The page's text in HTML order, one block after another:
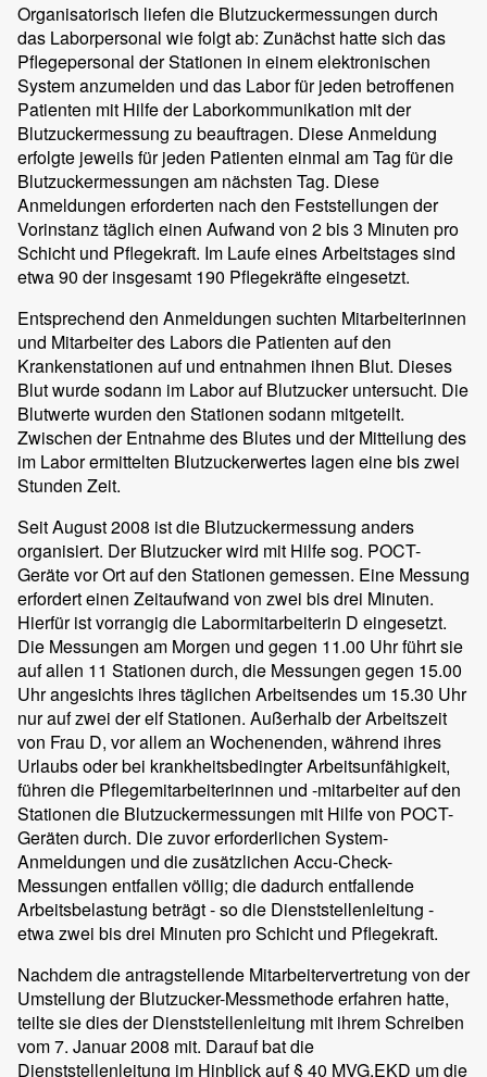
Organisatorisch liefen die Blutzuckermessungen durch
das Laborpersonal wie folgt ab: Zunächst hatte sich das
Pflegepersonal der Stationen in einem elektronischen
System anzumelden und das Labor für jeden betroffenen
Patienten mit Hilfe der Laborkommunikation mit der
Blutzuckermessung zu beauftragen. Diese Anmeldung
erfolgte jeweils für jeden Patienten einmal am Tag für die
Blutzuckermessungen am nächsten Tag. Diese
Anmeldungen erforderten nach den Feststellungen der
Vorinstanz täglich einen Aufwand von 2 bis 3 Minuten pro
Schicht und Pflegekraft. Im Laufe eines Arbeitstages sind
etwa 90 der insgesamt 190 Pflegekräfte eingesetzt.
Entsprechend den Anmeldungen suchten Mitarbeiterinnen
und Mitarbeiter des Labors die Patienten auf den
Krankenstationen auf und entnahmen ihnen Blut. Dieses
Blut wurde sodann im Labor auf Blutzucker untersucht. Die
Blutwerte wurden den Stationen sodann mitgeteilt.
Zwischen der Entnahme des Blutes und der Mitteilung des
im Labor ermittelten Blutzuckerwertes lagen eine bis zwei
Stunden Zeit.
Seit August 2008 ist die Blutzuckermessung anders
organisiert. Der Blutzucker wird mit Hilfe sog. POCT-
Geräte vor Ort auf den Stationen gemessen. Eine Messung
erfordert einen Zeitaufwand von zwei bis drei Minuten.
Hierfür ist vorrangig die Labormitarbeiterin D eingesetzt.
Die Messungen am Morgen und gegen 11.00 Uhr führt sie
auf allen 11 Stationen durch, die Messungen gegen 15.00
Uhr angesichts ihres täglichen Arbeitsendes um 15.30 Uhr
nur auf zwei der elf Stationen. Außerhalb der Arbeitszeit
von Frau D, vor allem an Wochenenden, während ihres
Urlaubs oder bei krankheitsbedingter Arbeitsunfähigkeit,
führen die Pflegemitarbeiterinnen und -mitarbeiter auf den
Stationen die Blutzuckermessungen mit Hilfe von POCT-
Geräten durch. Die zuvor erforderlichen System-
Anmeldungen und die zusätzlichen Accu-Check-
Messungen entfallen völlig; die dadurch entfallende
Arbeitsbelastung beträgt - so die Dienststellenleitung -
etwa zwei bis drei Minuten pro Schicht und Pflegekraft.
Nachdem die antragstellende Mitarbeitervertretung von der
Umstellung der Blutzucker-Messmethode erfahren hatte,
teilte sie dies der Dienststellenleitung mit ihrem Schreiben
vom 7. Januar 2008 mit. Darauf bat die
Dienststellenleitung im Hinblick auf § 40 MVG.EKD um die